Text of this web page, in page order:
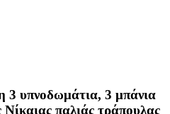
3 υπνοδωμάτια, 3 μπάνια
παλιάς τράπουλας